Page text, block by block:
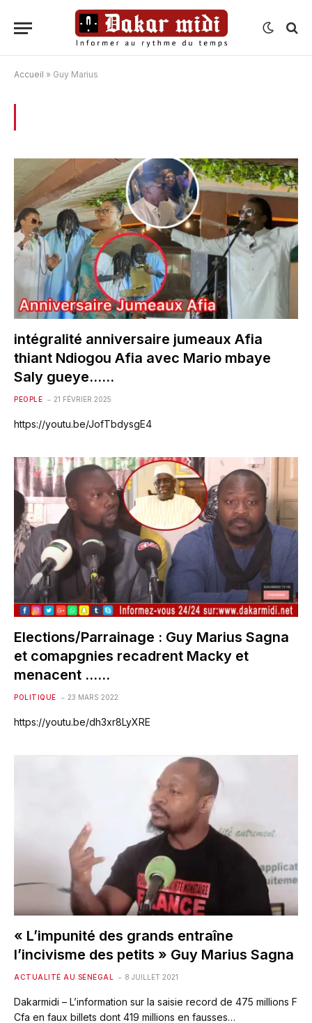
Accueil » Guy Marius
intégralité anniversaire jumeaux Afia
thiant Ndiogou Afia avec Mario mbaye
Saly gueye……
PEOPLE 21 FÉVRIER 2025
https://youtu.be/JofTbdysgE4
Elections/Parrainage : Guy Marius Sagna
et comapgnies recadrent Macky et
menacent ……
POLITIQUE 23 MARS 2022
https://youtu.be/dh3xr8LyXRE
« L’impunité des grands entraîne
l’incivisme des petits » Guy Marius Sagna
ACTUALITÉ AU SÉNÉGAL 8 JUILLET 2021
Dakarmidi – L’information sur la saisie record de 475 millions F
Cfa en faux billets dont 419 millions en fausses…